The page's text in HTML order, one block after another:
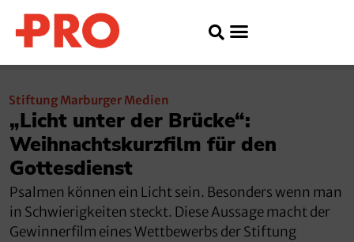
Stiftung Marburger Medien
„Licht unter der Brücke“:
Weihnachtskurzfilm für den
Gottesdienst
Psalmen können ein Licht sein. Besonders wenn man
in Schwierigkeiten steckt. Diese Aussage macht der
Gewinnerfilm eines Wettbewerbs der Stiftung